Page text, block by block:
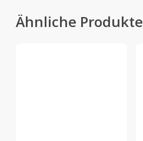
Ähnliche Produkte